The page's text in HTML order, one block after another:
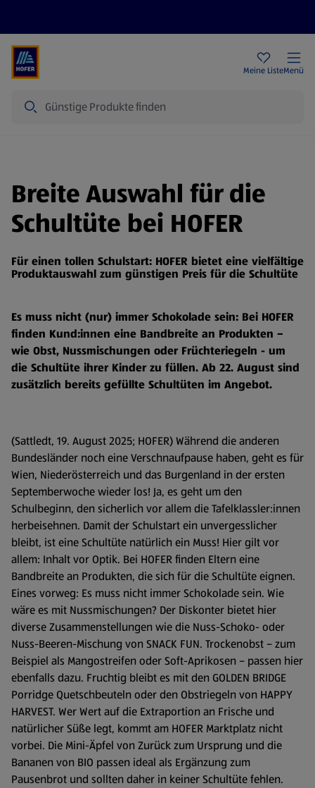
Meine ListeMenü
Breite Auswahl für die
Schultüte bei HOFER
Für einen tollen Schulstart: HOFER bietet eine vielfältige
Produktauswahl zum günstigen Preis für die Schultüte
Es muss nicht (nur) immer Schokolade sein: Bei HOFER
finden Kund:innen eine Bandbreite an Produkten –
wie Obst, Nussmischungen oder Früchteriegeln - um
die Schultüte ihrer Kinder zu füllen. Ab 22. August sind
zusätzlich bereits gefüllte Schultüten im Angebot.
(Sattledt, 19. August 2025; HOFER) Während die anderen
Bundesländer noch eine Verschnaufpause haben, geht es für
Wien, Niederösterreich und das Burgenland in der ersten
Septemberwoche wieder los! Ja, es geht um den
Schulbeginn, den sicherlich vor allem die Tafelklassler:innen
herbeisehnen. Damit der Schulstart ein unvergesslicher
bleibt, ist eine Schultüte natürlich ein Muss! Hier gilt vor
allem: Inhalt vor Optik. Bei HOFER finden Eltern eine
Bandbreite an Produkten, die sich für die Schultüte eignen.
Eines vorweg: Es muss nicht immer Schokolade sein. Wie
wäre es mit Nussmischungen? Der Diskonter bietet hier
diverse Zusammenstellungen wie die Nuss-Schoko- oder
Nuss-Beeren-Mischung von SNACK FUN. Trockenobst – zum
Beispiel als Mangostreifen oder Soft-Aprikosen – passen hier
ebenfalls dazu. Fruchtig bleibt es mit den GOLDEN BRIDGE
Porridge Quetschbeuteln oder den Obstriegeln von HAPPY
HARVEST. Wer Wert auf die Extraportion an Frische und
natürlicher Süße legt, kommt am HOFER Marktplatz nicht
vorbei. Die Mini-Äpfel von Zurück zum Ursprung und die
Bananen von BIO passen ideal als Ergänzung zum
Pausenbrot und sollten daher in keiner Schultüte fehlen.